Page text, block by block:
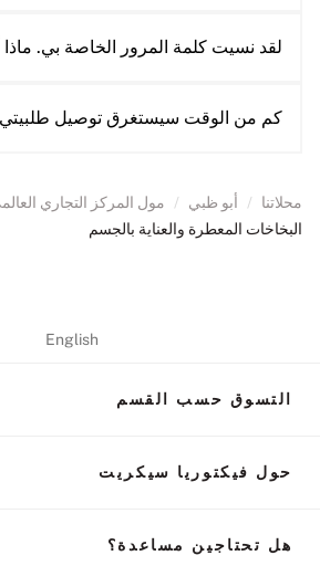
لقد نسيت كلمة المرور الخاصة بي.
كم من الوقت سيستغرق توصيل
محلاتنا / أبو ظبي / مول المركز التجاري
البخاخات المعطرة والعناية بالجسم
English
التسوق حسب القسم
حول فيكتوريا سيكريت
هل تحتاجين مساعدة؟